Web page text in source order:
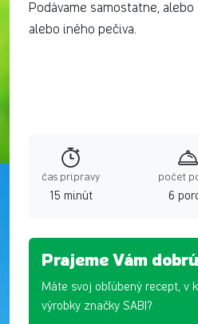
Podávame samostatne,
alebo iného pečiva.
čas prípravy
15 minút
počet
6
Prajeme Vám
Máte svoj obľúbený recept, v
výrobky značky SABI?